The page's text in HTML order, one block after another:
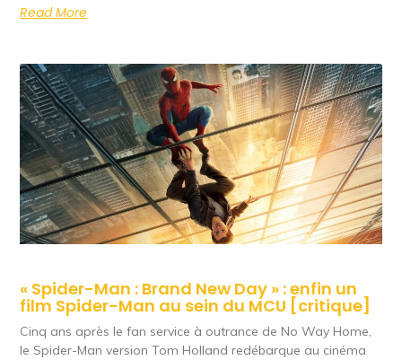
Read More
« Spider-Man : Brand New Day » : enfin un
film Spider-Man au sein du MCU [critique]
Cinq ans après le fan service à outrance de No Way Home,
le Spider-Man version Tom Holland redébarque au cinéma